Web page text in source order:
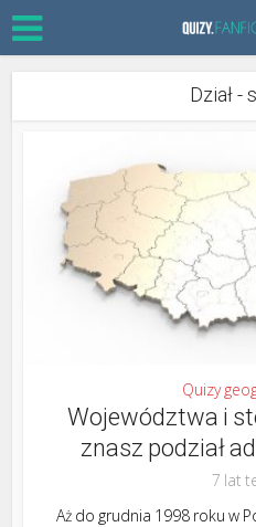
Dział -
Quizy
Województwa i
znasz podział
7 lat
Aż do grudnia 1998 roku w